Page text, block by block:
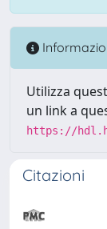
Utilizza
un link a
https://
Citazioni